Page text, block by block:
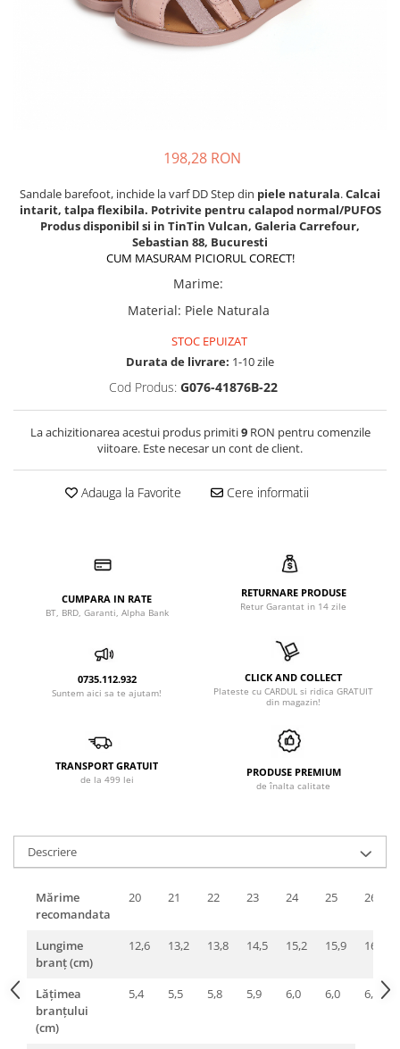
198,28 RON
Sandale barefoot, inchide la varf DD Step din piele naturala.Calcai
intarit, talpa flexibila. Potrivite pentru calapod normal/PUFOS
Produs disponibil si in TinTin Vulcan, Galeria Carrefour,
Sebastian 88, Bucuresti
CUM MASURAM PICIORUL CORECT!
Marime:
Material: Piele Naturala
STOC EPUIZAT
Durata de livrare: 1-10 zile
Cod Produs: G076-41876B-22
La achizitionarea acestui produs primiti9RON pentru comenzile
viitoare. Este necesar un cont de client.
Adauga la Favorite Cere informatii
CUMPARA IN RATE
BT, BRD, Garanti, Alpha Bank
RETURNARE PRODUSE
Retur Garantat in 14 zile
0735.112.932
Suntem aici sa te ajutam!
CLICK AND COLLECT
Plateste cu CARDUL si ridica GRATUIT
din magazin!
TRANSPORT GRATUIT
de la 499 lei
PRODUSE PREMIUM
de înalta calitate
Descriere
Mărime
recomandata
20 21 22 23 24 25 26
Lungime
branț (cm)
12,6 13,2 13,8 14,5 15,2 15,9 16,5
Lățimea
branțului
(cm)
5,4 5,5 5,8 5,9 6,0 6,0 6,3